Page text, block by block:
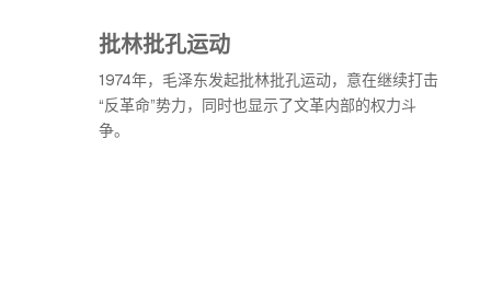
批林批孔运动
1974年，毛泽东发起批林批孔运动，意在继续打击
“反革命”势力，同时也显示了文革内部的权力斗
争。